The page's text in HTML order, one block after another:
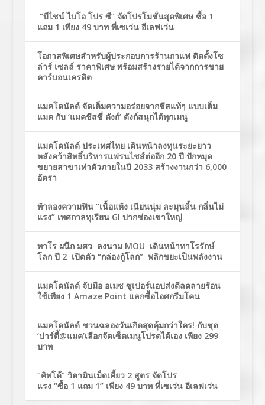
“บีไชน์ ไบโอ โปร ซี” จัดโปรโมชั่นสุดพิเศษ ซื้อ 1
แถม 1 เพียง 49 บาท ที่เซเว่น อีเลฟเว่น
โอกาสพิเศษสำหรับผู้ประกอบการร้านกาแฟ ติดตั้งโซ
ล่าร์ เซลล์ ราคาพิเศษ พร้อมสร้างรายได้จากการขาย
คาร์บอนเครดิต
แมคโดนัลด์ จัดเต็มความอร่อยจากชีสแท้ๆ แบบเต็ม
แมค กับ ‘แมคชีสซี่ ดังก์’ ดังก์สนุกได้ทุกเมนู
แมคโดนัลด์ ประเทศไทย เดินหน้าลงทุนระยะยาว
หลังคว้าสิทธิ์บริหารแฟรนไชส์ต่ออีก 20 ปี ปักหมุด
ขยายสาขาเท่าตัวภายในปี 2033 สร้างงานกว่า 6,000
อัตรา
ท้าลองความฟิน “เนื้อแห้ง เนียนนุ่ม ละมุนลิ้น กลิ่นไม่
แรง” เทศกาลทุเรียน GI ปากช่องเขาใหญ่
ทาโร ผนึก มศว ลงนาม MOU เดินหน้าทาโรรักษ์
โลก ปี 2 เปิดตัว “กล่องกู้โลก” พลิกขยะเป็นพลังงาน
แมคโดนัลด์ จับมือ อเมซ ซูเปอร์แอปส่งดีลคลายร้อน
ใช้เพียง 1 Amaze Point แลกซื้อไอศกรีมโคน
แมคโดนัลด์ ชวนฉลองวันเกิดสุดคุ้มกว่าใคร! กับชุด
‘ปาร์ตี้@แมค’เลือกจัดเซ็ตเมนูโปรดได้เอง เพียง 299
บาท
“คิทโด้” วิตามินเม็ดเคี้ยว 2 สูตร จัดโปร
แรง “ซื้อ 1 แถม 1” เพียง 49 บาท ที่เซเว่น อีเลฟเว่น